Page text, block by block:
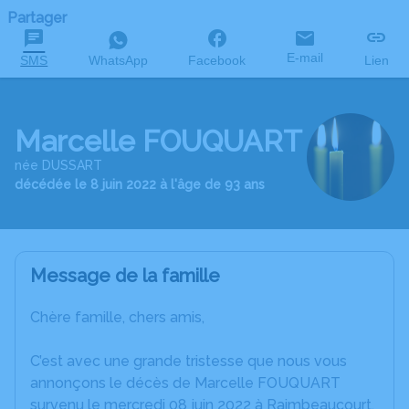
Partager
SMS WhatsApp Facebook E-mail Lien
Marcelle FOUQUART
née DUSSART
décédée le 8 juin 2022 à l'âge de 93 ans
Message de la famille
Chère famille, chers amis,
C’est avec une grande tristesse que nous vous
annonçons le décès de Marcelle FOUQUART
survenu le mercredi 08 juin 2022 à Raimbeaucourt.